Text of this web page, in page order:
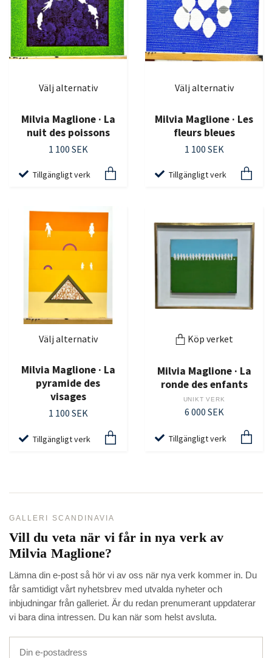
Välj alternativ
Milvia Maglione · La
nuit des poissons
1 100 SEK
Tillgängligt verk
Välj alternativ
Milvia Maglione · Les
fleurs bleues
1 100 SEK
Tillgängligt verk
Välj alternativ
Milvia Maglione · La
pyramide des
visages
1 100 SEK
Tillgängligt verk
Köp verket
Milvia Maglione · La
ronde des enfants
UNIKT VERK
6 000 SEK
Tillgängligt verk
GALLERI SCANDINAVIA
Vill du veta när vi får in nya verk av
Milvia Maglione?
Lämna din e-post så hör vi av oss när nya verk kommer in. Du
får samtidigt vårt nyhetsbrev med utvalda nyheter och
inbjudningar från galleriet. Är du redan prenumerant uppdaterar
vi bara dina intressen. Du kan när som helst avsluta.